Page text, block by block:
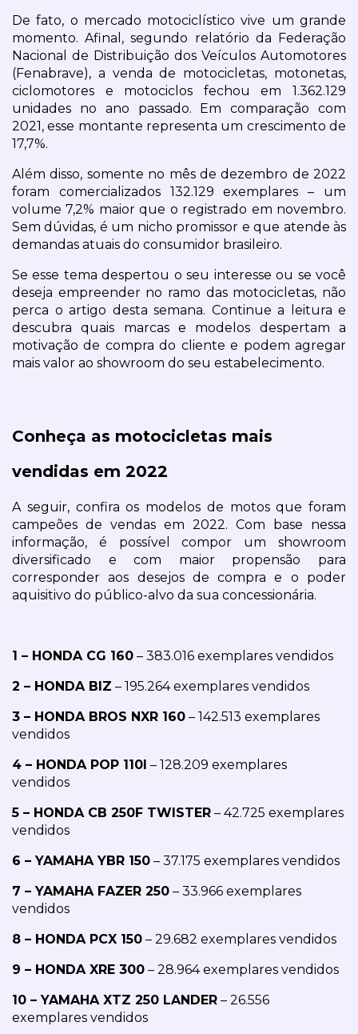
De fato, o mercado motociclístico vive um grande
momento. Afinal, segundo relatório da Federação
Nacional de Distribuição dos Veículos Automotores
(Fenabrave), a venda de motocicletas, motonetas,
ciclomotores e motociclos fechou em 1.362.129
unidades no ano passado. Em comparação com
2021, esse montante representa um crescimento de
17,7%.
Além disso, somente no mês de dezembro de 2022
foram comercializados 132.129 exemplares – um
volume 7,2% maior que o registrado em novembro.
Sem dúvidas, é um nicho promissor e que atende às
demandas atuais do consumidor brasileiro.
Se esse tema despertou o seu interesse ou se você
deseja empreender no ramo das motocicletas, não
perca o artigo desta semana. Continue a leitura e
descubra quais marcas e modelos despertam a
motivação de compra do cliente e podem agregar
mais valor ao showroom do seu estabelecimento.
Conheça as motocicletas mais
vendidas em 2022
A seguir, confira os modelos de motos que foram
campeões de vendas em 2022. Com base nessa
informação, é possível compor um showroom
diversificado e com maior propensão para
corresponder aos desejos de compra e o poder
aquisitivo do público-alvo da sua concessionária.
1 – HONDA CG 160 – 383.016 exemplares vendidos
2 – HONDA BIZ – 195.264 exemplares vendidos
3 – HONDA BROS NXR 160 – 142.513 exemplares
vendidos
4 – HONDA POP 110I – 128.209 exemplares
vendidos
5 – HONDA CB 250F TWISTER – 42.725 exemplares
vendidos
6 – YAMAHA YBR 150 – 37.175 exemplares vendidos
7 – YAMAHA FAZER 250 – 33.966 exemplares
vendidos
8 – HONDA PCX 150 – 29.682 exemplares vendidos
9 – HONDA XRE 300 – 28.964 exemplares vendidos
10 – YAMAHA XTZ 250 LANDER – 26.556
exemplares vendidos